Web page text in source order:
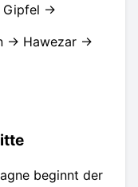
Gipfel →
→ Hawezar →
beginnt der